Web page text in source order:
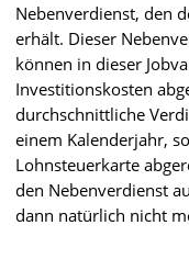
Nebenverdienst, den
erhält. Dieser
können in dieser
Investitionskosten
durchschnittliche
einem Kalenderjahr,
Lohnsteuerkarte
den Nebenverdienst
dann natürlich nicht